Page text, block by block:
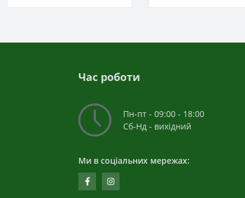
Час роботи
Пн-пт - 09:00 - 18:00
Сб-Нд - вихідний
Ми в соціальних мережах: